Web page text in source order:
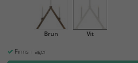
Brun Vit
Finns i lager